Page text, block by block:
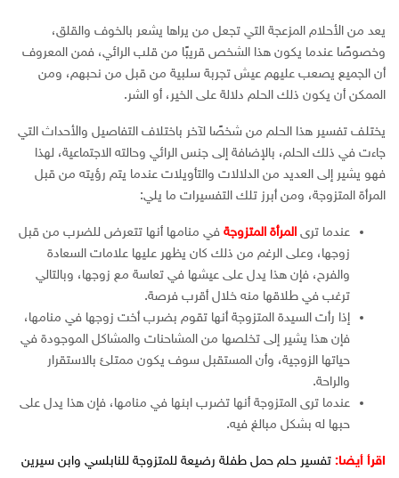
يعد من الأحلام المزعجة التي تجعل من يراها يشعر بالخوف والقلق،
وخصوصًا عندما يكون هذا الشخص قريبًا من قلب الرائي، فمن المعروف
أن الجميع يصعب عليهم عيش تجربة سلبية من قبل من نحبهم، ومن
الممكن أن يكون ذلك الحلم دلالة على الخير، أو الشر.
يختلف تفسير هذا الحلم من شخصًا لآخر باختلاف التفاصيل والأحداث التي
جاءت في ذلك الحلم، بالإضافة إلى جنس الرائي وحالته الاجتماعية، لهذا
فهو يشير إلى العديد من الدلالات والتأويلات عندما يتم رؤيته من قبل
المرأة المتزوجة، ومن أبرز تلك التفسيرات ما يلي:
عندما ترى المرأة المتزوجةفي منامها أنها تتعرض للضرب من قبل
زوجها، وعلى الرغم من ذلك كان يظهر عليها علامات السعادة
والفرح، فإن هذا يدل على عيشها في تعاسة مع زوجها، وبالتالي
ترغب في طلاقها منه خلال أقرب فرصة.
إذا رأت السيدة المتزوجة أنها تقوم بضرب أخت زوجها في منامها،
فإن هذا يشير إلى تخلصها من المشاحنات والمشاكل الموجودة في
حياتها الزوجية، وأن المستقبل سوف يكون ممتلئ بالاستقرار
والراحة.
عندما ترى المتزوجة أنها تضرب ابنها في منامها، فإن هذا يدل على
حبها له بشكل مبالغ فيه.
اقرأ أيضا: تفسير حلم حمل طفلة رضيعة للمتزوجة للنابلسي وابن سيرين